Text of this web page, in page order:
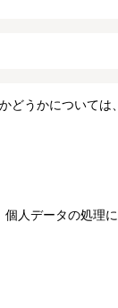
うかについては
人データの処理